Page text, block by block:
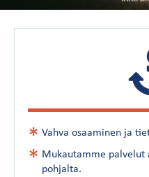
Vahva osaaminen ja
Mukautamme palvelut
pohjalta.